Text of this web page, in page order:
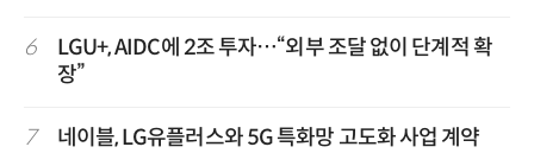
6
LGU+, AIDC에 2조 투자…“외부 조달 없이 단계적 확
장”
7 네이블, LG유플러스와 5G 특화망 고도화 사업 계약